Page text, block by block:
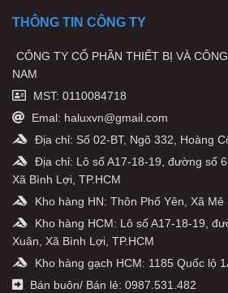
THÔNG TIN CÔNG TY
CÔNG TY CỔ PHẦN THIẾT BỊ VÀ
NAM
MST: 0110084718
Emal: haluxvn@gmail.com
Địa chỉ: Số 02-BT, Ngõ 332, Hoàng
Địa chỉ: Lô số A17-18-19, đường số
Xã Bình Lợi, TP.HCM
Kho hàng HN: Thôn Phố Yên, Xã Mê
Kho hàng HCM: Lô số A17-18-19,
Xuân, Xã Bình Lợi, TP.HCM
Kho hàng gạch HCM: 1185 Quốc lộ
Bán buôn/ Bán lẻ: 0987.531.482